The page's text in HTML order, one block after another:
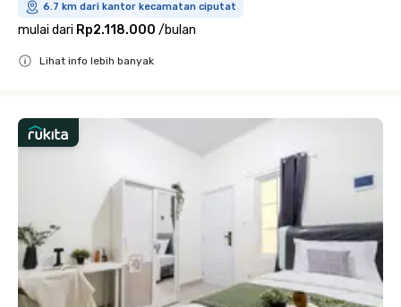
6.7 km dari kantor kecamatan ciputat
mulai dari Rp2.118.000 /bulan
Lihat info lebih banyak